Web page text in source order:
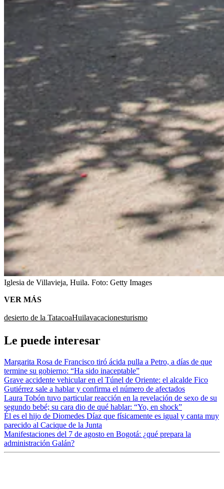
Iglesia de Villavieja, Huila. Foto: Getty Images
VER MÁS
desierto de la TatacoaHuilavacacionesturismo
Le puede interesar
Margarita Rosa de Francisco tiró ácida pulla a Petro, a días de que
termine su gobierno: “Ha sido inaceptable”
Grave accidente vehicular en el Túnel de Oriente: el alcalde Fico
Gutiérrez sale a hablar y confirma el número de afectados
Laura Tobón tuvo particular reacción en la revelación de sexo de su
segundo bebé; su cara dio de qué hablar: “Yo, en shock”
Él es el hijo de Diomedes Díaz que físicamente es igual y canta muy
parecido al Cacique de la Junta
Manifestaciones del 7 de agosto en Bogotá: ¿qué prepara la
administración Galán?